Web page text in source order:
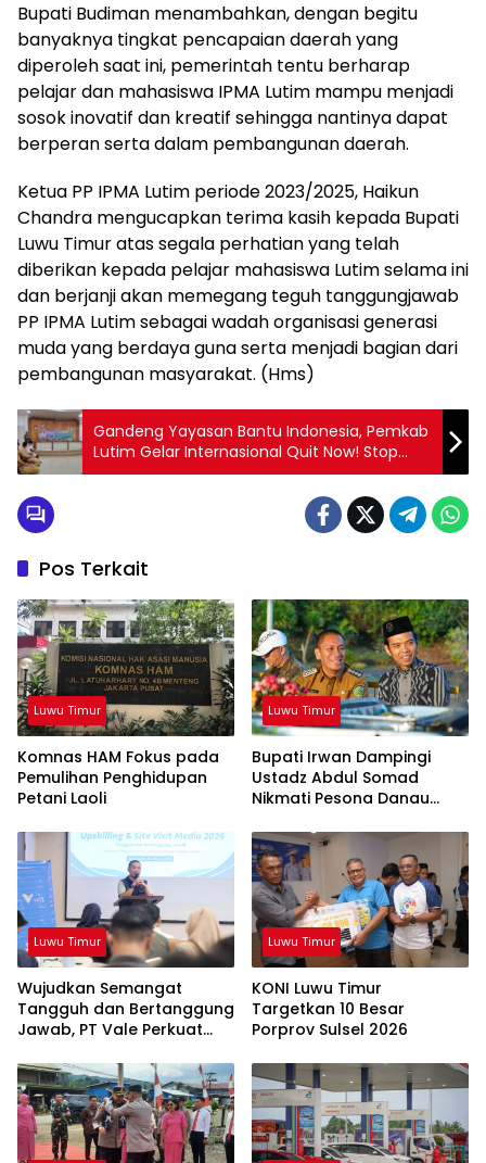
Bupati Budiman menambahkan, dengan begitu
banyaknya tingkat pencapaian daerah yang
diperoleh saat ini, pemerintah tentu berharap
pelajar dan mahasiswa IPMA Lutim mampu menjadi
sosok inovatif dan kreatif sehingga nantinya dapat
berperan serta dalam pembangunan daerah.
Ketua PP IPMA Lutim periode 2023/2025, Haikun
Chandra mengucapkan terima kasih kepada Bupati
Luwu Timur atas segala perhatian yang telah
diberikan kepada pelajar mahasiswa Lutim selama ini
dan berjanji akan memegang teguh tanggungjawab
PP IPMA Lutim sebagai wadah organisasi generasi
muda yang berdaya guna serta menjadi bagian dari
pembangunan masyarakat. (Hms)
Gandeng Yayasan Bantu Indonesia, Pemkab
Lutim Gelar Internasional Quit Now! Stop
Smoking Program
Pos Terkait
Luwu Timur
Komnas HAM Fokus pada
Pemulihan Penghidupan
Petani Laoli
Luwu Timur
Bupati Irwan Dampingi
Ustadz Abdul Somad
Nikmati Pesona Danau
Luwu Timur
Wujudkan Semangat
Tangguh dan Bertanggung
Jawab, PT Vale Perkuat
yang Kredibel
Luwu Timur
KONI Luwu Timur
Targetkan 10 Besar
Porprov Sulsel 2026